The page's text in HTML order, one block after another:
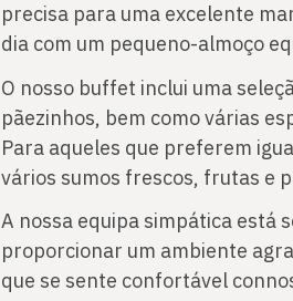
precisa para uma excelente
dia com um pequeno-almoço
O nosso buffet inclui uma
pãezinhos, bem como várias
Para aqueles que preferem
vários sumos frescos, frutas e
A nossa equipa simpática está
proporcionar um ambiente
que se sente confortável